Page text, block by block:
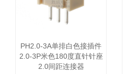
PH2.0-3A单排白色接插件
2.0-3P米色180度直针针座
2.0间距连接器